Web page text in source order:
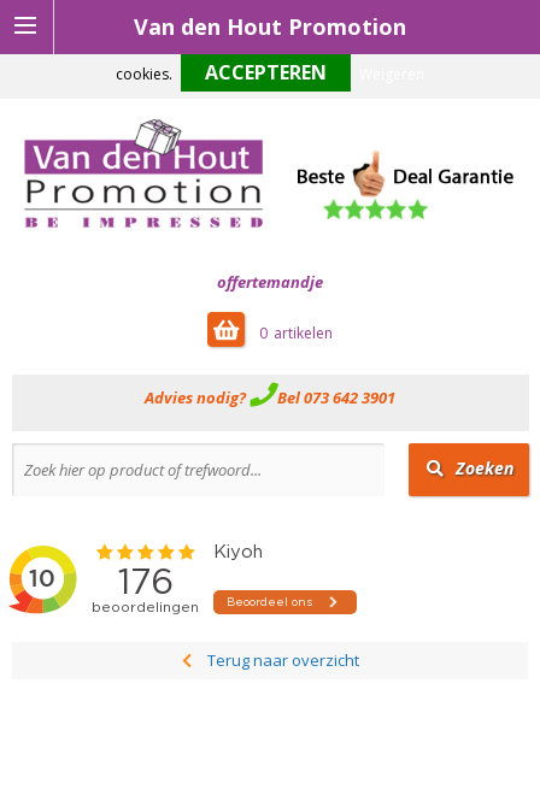
Van den Hout Promotion
offertemandje
0
Advies nodig? Bel 073 642 3901
Zoeken
Terug naar overzicht
Om onze website optimaal te laten functioneren maken wij gebruik van
cookies.